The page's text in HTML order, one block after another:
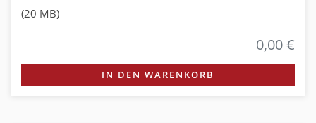
(20 MB)
0,00 €
IN DEN WARENKORB